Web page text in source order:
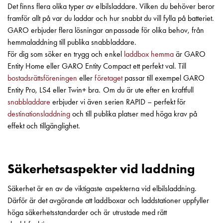
din
bostadsrättsförening
Vad
destinationsladdning?
Ladda
elbilen
oväder
Att
tänka
installation
laddbox
hemma
Elbilen
Det finns flera olika typer av elbilsladdare. Vilken du behöver beror
framför allt på var du laddar och hur snabbt du vill fylla på batteriet.
GARO erbjuder flera lösningar anpassade för olika behov, från
hemmaladdning till publika snabbladdare.
För dig som söker en trygg och enkelladdbox hemmaär GARO
Entity Home eller GARO Entity Compact ett perfekt val. Till
bostadsrättsföreningenellerföretaget passar till exempel GARO
Entity Pro, LS4 eller Twin+ bra. Om du är ute efter en kraftfull
snabbladdareerbjuder vi även serien RAPID – perfekt för
destinationsladdningoch till publika platser med höga krav på
effekt och tillgänglighet.
Säkerhetsaspekter vid laddning
Säkerhet är en av de viktigaste aspekterna vid elbilsladdning.
Därför är det avgörande att laddboxar och laddstationer uppfyller
höga säkerhetsstandarder och är utrustade med rätt